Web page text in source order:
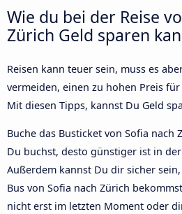
Wie du bei der Reise
Zürich Geld sparen
Reisen kann teuer sein, muss es
vermeiden, einen zu hohen Preis für
Mit diesen Tipps, kannst Du Geld
Buche das Busticket von Sofia nach
Du buchst, desto günstiger ist in
Außerdem kannst Du dir sicher
Bus von Sofia nach Zürich
nicht erst im letzten Moment oder